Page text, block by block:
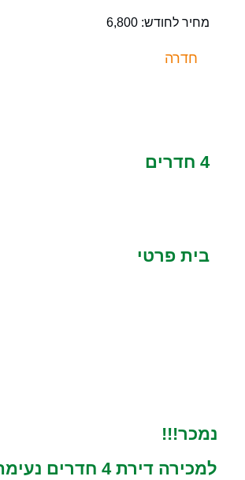
מחיר לחודש: 6,800
חדרה
4 חדרים
בית פרטי
נמכר!!!
למכירה דירת 4 חדרים